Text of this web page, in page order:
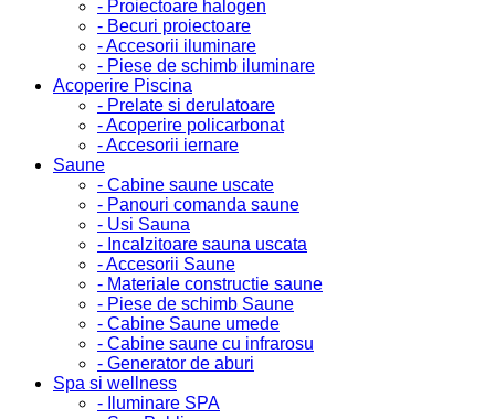
- Proiectoare halogen
- Becuri proiectoare
- Accesorii iluminare
- Piese de schimb iluminare
Acoperire Piscina
- Prelate si derulatoare
- Acoperire policarbonat
- Accesorii iernare
Saune
- Cabine saune uscate
- Panouri comanda saune
- Usi Sauna
- Incalzitoare sauna uscata
- Accesorii Saune
- Materiale constructie saune
- Piese de schimb Saune
- Cabine Saune umede
- Cabine saune cu infrarosu
- Generator de aburi
Spa si wellness
- Iluminare SPA